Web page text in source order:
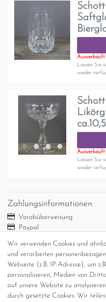
Ausverkauft
Lassen Sie
wieder
Ausverkauft
Lassen Sie
wieder
Wir verwenden Cookies und
und verarbeiten
Webseite (z.B. IP-Adresse), um
personalisieren, Medien von
auf unsere Website zu
durch gesetzte Cookies. Wir
Zahlungsinformationen
Vorabüberweisung
Paypal
Versandinformationen
Versand per GLS (6,90 Euro)
(innerhalb Deutschlands)